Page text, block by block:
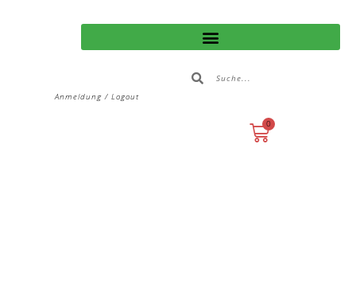
Anmeldung / Logout
0